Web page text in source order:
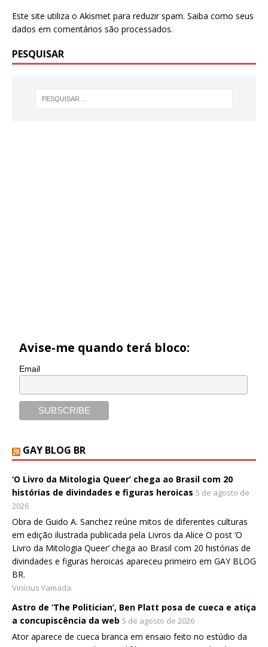
Este site utiliza o Akismet para reduzir spam. Saiba como seus
dados em comentários são processados.
PESQUISAR
Avise-me quando terá bloco:
Email
GAY BLOG BR
‘O Livro da Mitologia Queer’ chega ao Brasil com 20
histórias de divindades e figuras heroicas 5 de agosto de
2026
Obra de Guido A. Sanchez reúne mitos de diferentes culturas
em edição ilustrada publicada pela Livros da Alice O post ‘O
Livro da Mitologia Queer’ chega ao Brasil com 20 histórias de
divindades e figuras heroicas apareceu primeiro em GAY BLOG
BR.
Vinícius Yamada
Astro de ‘The Politician’, Ben Platt posa de cueca e atiça
a concupiscência da web 5 de agosto de 2026
Ator aparece de cueca branca em ensaio feito no estúdio da